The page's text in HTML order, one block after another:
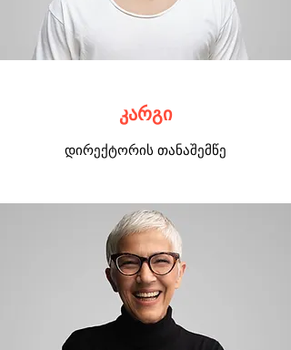
კარგი
დირექტორის თანაშემწე